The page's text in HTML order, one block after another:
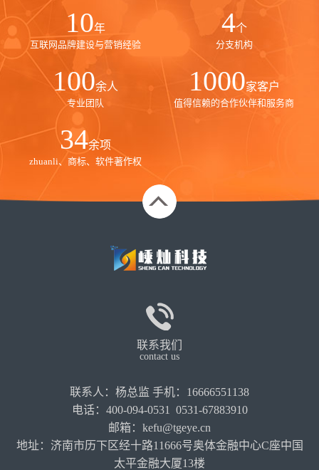
10年
互联网品牌建设与营销经验
4个
分支机构
100余人
专业团队
1000家客户
值得信赖的合作伙伴和服务商
35余项
zhuanli、商标、软件著作权
联系我们
contact us
联系人：杨总监 手机：16666551138
电话：400-094-0531 0531-67883910
邮箱：kefu@tgeye.cn
地址：济南市历下区经十路11666号奥体金融中心C座中国
太平金融大厦13楼